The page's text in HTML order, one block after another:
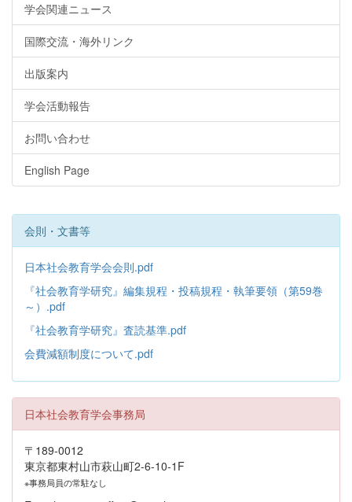
学会関連ニュース
国際交流・海外リンク
出版案内
学会活動報告
お問い合わせ
English Page
会則・文書等
日本社会教育学会会則.pdf
『社会教育学研究』編集規程・投稿規程・執筆要領（第59巻
～）.pdf
『社会教育学研究』査読基準.pdf
会費減額制度について.pdf
日本社会教育学会事務局
〒189-0012
東京都東村山市萩山町2-6-10-1F
※事務局員の常駐なし